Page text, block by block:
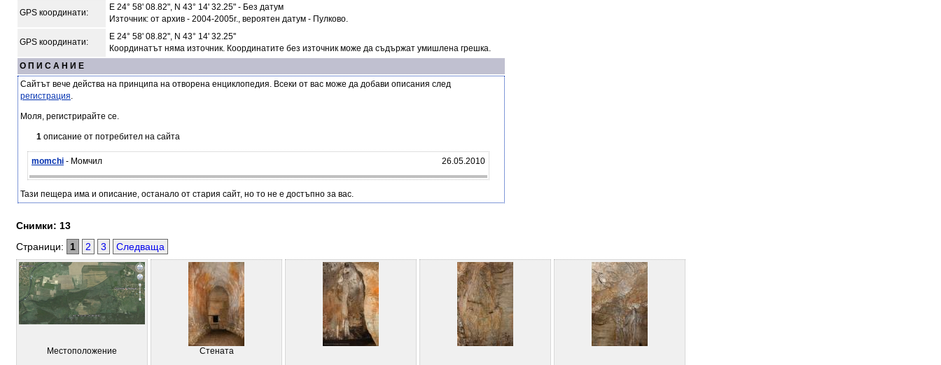
GPS координати:
E 24° 58' 08.82", N 43° 14' 32.25" - Без датум
Източник: от архив - 2004-2005г., вероятен датум - Пулково.
GPS координати:
E 24° 58' 08.82'', N 43° 14' 32.25''
Координатът няма източник. Координатите без източник може да съдържат умишлена грешка.
О П И С А Н И Е
Сайтът вече действа на принципа на отворена енциклопедия. Всеки от вас може да добави описания след
регистрация.
Моля, регистрирайте се.
1 описание от потребител на сайта
momchi - Момчил 26.05.2010
Тази пещера има и описание, останало от стария сайт, но то не е достъпно за вас.
Снимки: 13
Страници:
1 2 3 Следваща
Местоположение Стената